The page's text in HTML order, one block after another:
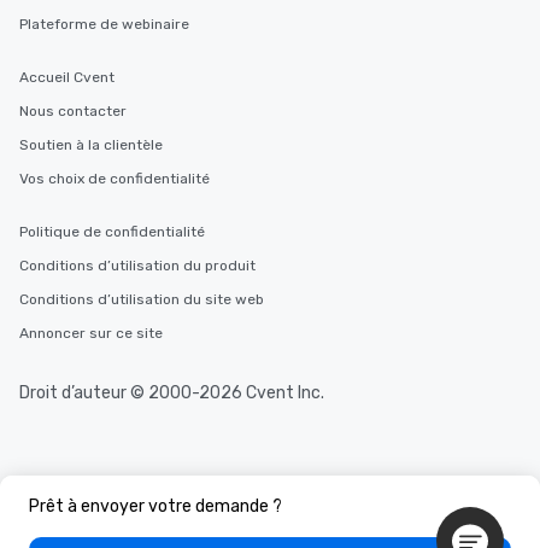
Prêt à envoyer votre demande ?
Plateforme de webinaire
Accueil Cvent
Nous contacter
Soutien à la clientèle
Vos choix de confidentialité
Politique de confidentialité
Conditions d’utilisation du produit
Conditions d’utilisation du site web
Annoncer sur ce site
Droit d’auteur © 2000-2026 Cvent Inc.